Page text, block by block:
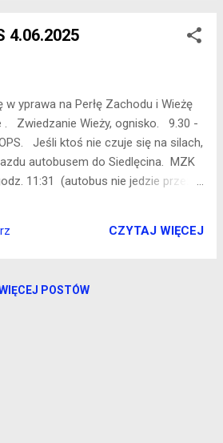
litera alfabetu (alfabet
Się Gubić
4.06.2025
w yprawa na Perłę Zachodu i Wieżę
. Zwiedzanie Wieży, ognisko. 9.30 -
Jeśli ktoś nie czuje się na silach,
autobusem do Siedlęcina. MZK
11:31 (autobus nie jedzie przez
lub 16:24 (od przystanku Most-
do Wieży Rycerskiej - 10 zł (dla
- KLIKNIJ TUTAJ
CZYTAJ WIĘCEJ
POSTÓW